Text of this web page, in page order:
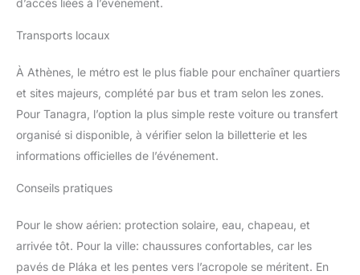
d’accès liées à l’événement.
Transports locaux
À Athènes, le métro est le plus fiable pour enchaîner quartiers
et sites majeurs, complété par bus et tram selon les zones.
Pour Tanagra, l’option la plus simple reste voiture ou transfert
organisé si disponible, à vérifier selon la billetterie et les
informations officielles de l’événement.
Conseils pratiques
Pour le show aérien: protection solaire, eau, chapeau, et
arrivée tôt. Pour la ville: chaussures confortables, car les
pavés de Pláka et les pentes vers l’acropole se méritent. En